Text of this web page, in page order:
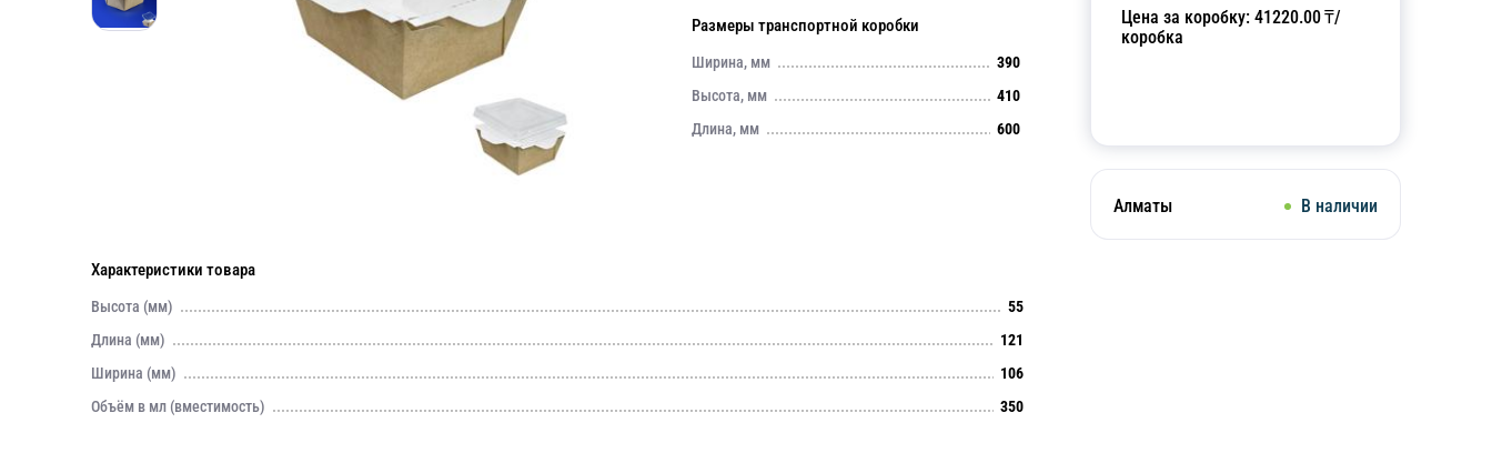
Цена за коробку: 41220.00₸/
коробка
Алматы В наличии
Размеры транспортной коробки
Ширина, мм
390
Высота, мм
410
Длина, мм
600
Характеристики товара
Высота (мм)
55
Длина (мм)
121
Ширина (мм)
106
Объём в мл (вместимость)
350